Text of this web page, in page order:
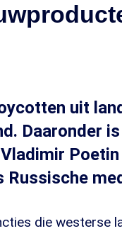
uit
Daaronder
die westerse